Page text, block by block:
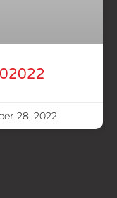
28, 2022